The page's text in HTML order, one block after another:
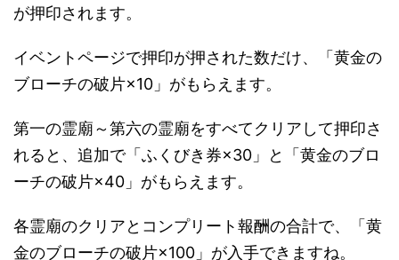
が押印されます。
イベントページで押印が押された数だけ、「黄金の
ブローチの破片×10」がもらえます。
第一の霊廟～第六の霊廟をすべてクリアして押印さ
れると、追加で「ふくびき券×30」と「黄金のブロ
ーチの破片×40」がもらえます。
各霊廟のクリアとコンプリート報酬の合計で、「黄
金のブローチの破片×100」が入手できますね。